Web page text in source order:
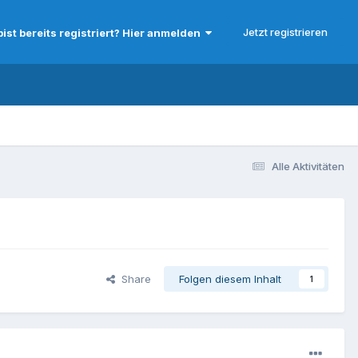
bereits registriert? Hier anmelden Jetzt registrieren
Alle Aktivitäten
Share Folgen diesem Inhalt 1